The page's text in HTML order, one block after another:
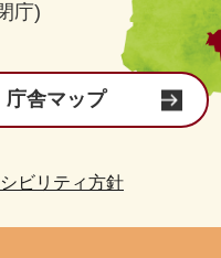
庁)
庁舎マップ
ビリティ方針